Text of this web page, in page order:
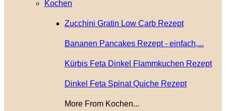
Kochen
Zucchini Gratin Low Carb Rezept
Bananen Pancakes Rezept - einfach,...
Kürbis Feta Dinkel Flammkuchen Rezept
Dinkel Feta Spinat Quiche Rezept
More From Kochen...